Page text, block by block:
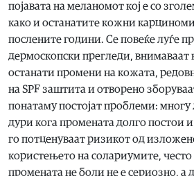
појавата на меланомот кој е со
како и останатите кожни
послените години. Се повеќе луѓе
дермоскопски прегледи, внимаваат
останати промени на кожата,
на SPF заштита и отворено
понатаму постојат проблеми: многу
дури кога промената долго постои
го потценуваат ризикот од
користењето на солариумите,
промената не боли не е сериозно, а